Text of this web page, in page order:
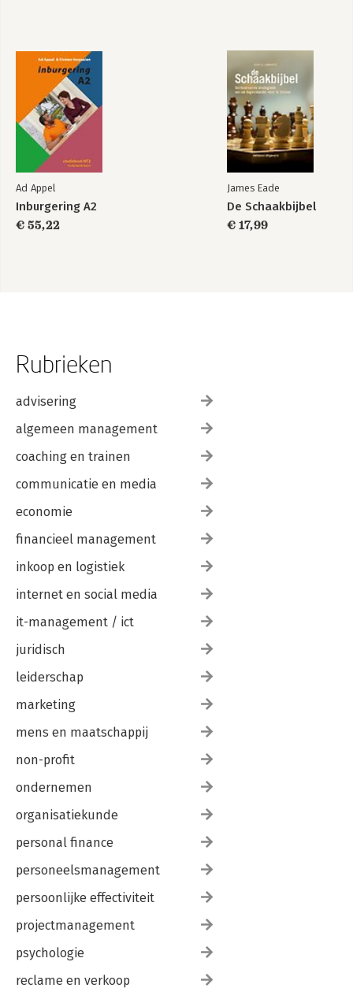
Ad Appel
Inburgering A2
€ 55,22
James Eade
De Schaakbijbel
€ 17,99
Rubrieken
advisering
algemeen management
coaching en trainen
communicatie en media
economie
financieel management
inkoop en logistiek
internet en social media
it-management / ict
juridisch
leiderschap
marketing
mens en maatschappij
non-profit
ondernemen
organisatiekunde
personal finance
personeelsmanagement
persoonlijke effectiviteit
projectmanagement
psychologie
reclame en verkoop